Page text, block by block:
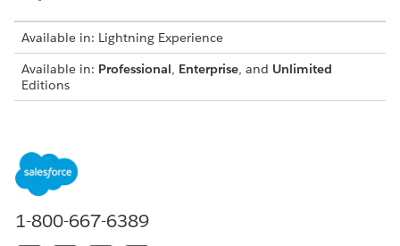
Available in: Lightning Experience
Available in: Professional, Enterprise, and Unlimited
Editions
To track a wallet share opportunity, create an opportunity
record for a financial account.
Create a lead record to track a prospect.
1-800-667-6389